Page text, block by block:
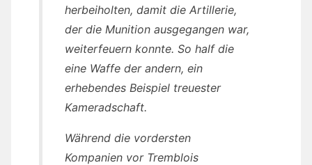
herbeiholten, damit die Artillerie,
der die Munition ausgegangen war,
weiterfeuern konnte. So half die
eine Waffe der andern, ein
erhebendes Beispiel treuester
Kameradschaft.
Während die vordersten
Kompanien vor Tremblois